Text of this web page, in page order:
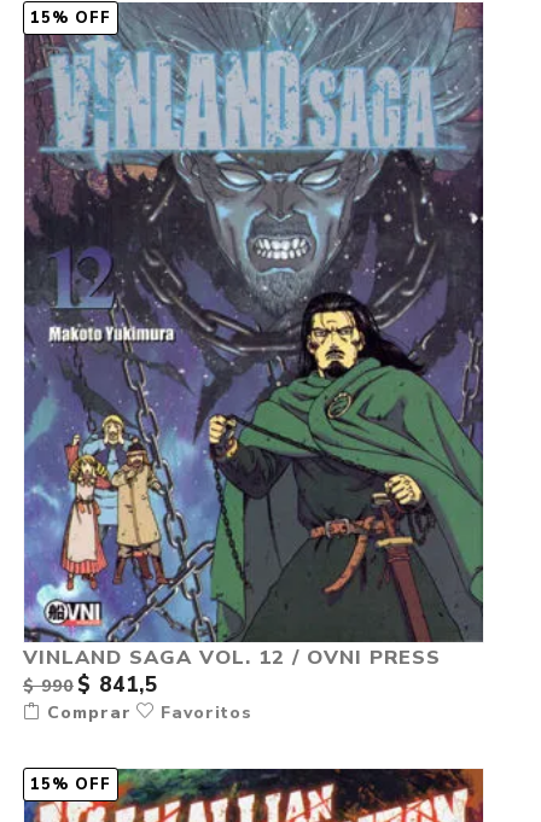
15% OFF
VINLAND SAGA VOL. 12 / OVNI PRESS
$ 990 $ 841,5
Comprar Favoritos
15% OFF